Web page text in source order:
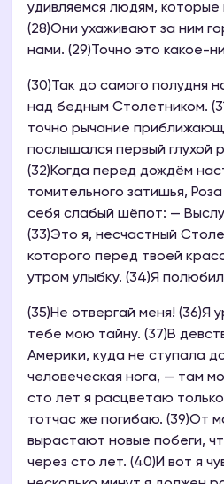
удивляемся людям, которые
(28)Они ухаживают за ним
нами. (29)Точно это какое-
(30)Так до самого полудня
над бедным Столетником.
точно рычание
послышался первый глухой
(32)Когда перед дождём
томительного затишья,
себя слабый шёпот: —
(33)Это я, несчастный
которого перед твоей
утром улыбку. (34)Я
(35)Не отвергай меня! (36)Я
тебе мою тайну. (37)В
Америки, куда не ступала
человеческая нога, — там
сто лет я расцветаю
тотчас же погибаю. (39)От
вырастают новые побеги,
через сто лет. (40)И вот я